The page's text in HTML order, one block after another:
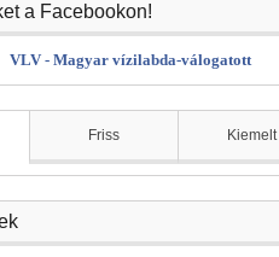
a Facebookon!
VLV - Magyar vízilabda-válogatott
Friss Kiemelt